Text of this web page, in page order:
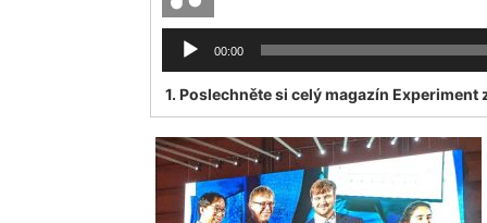
Audio
Player
00:00
1. Poslechněte si celý magazín Experiment